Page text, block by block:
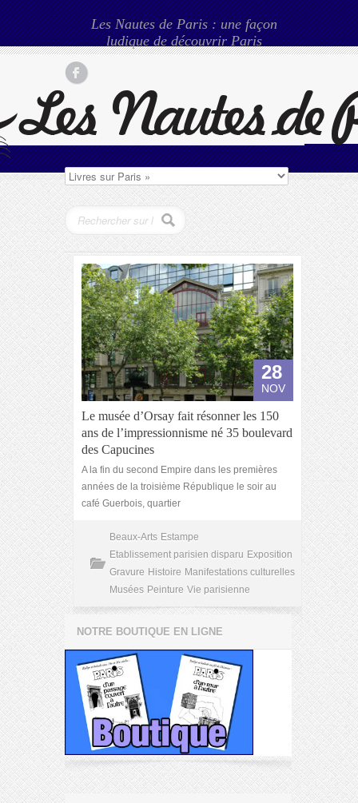
Les Nautes de Paris : une façon
ludique de découvrir Paris
28
NOV
Le musée d’Orsay fait résonner les 150
ans de l’impressionnisme né 35 boulevard
des Capucines
A la fin du second Empire dans les premières
années de la troisième République le soir au
café Guerbois, quartier
Beaux-Arts Estampe
Etablissement parisien disparu Exposition
Gravure Histoire Manifestations culturelles
Musées Peinture Vie parisienne
NOTRE BOUTIQUE EN LIGNE